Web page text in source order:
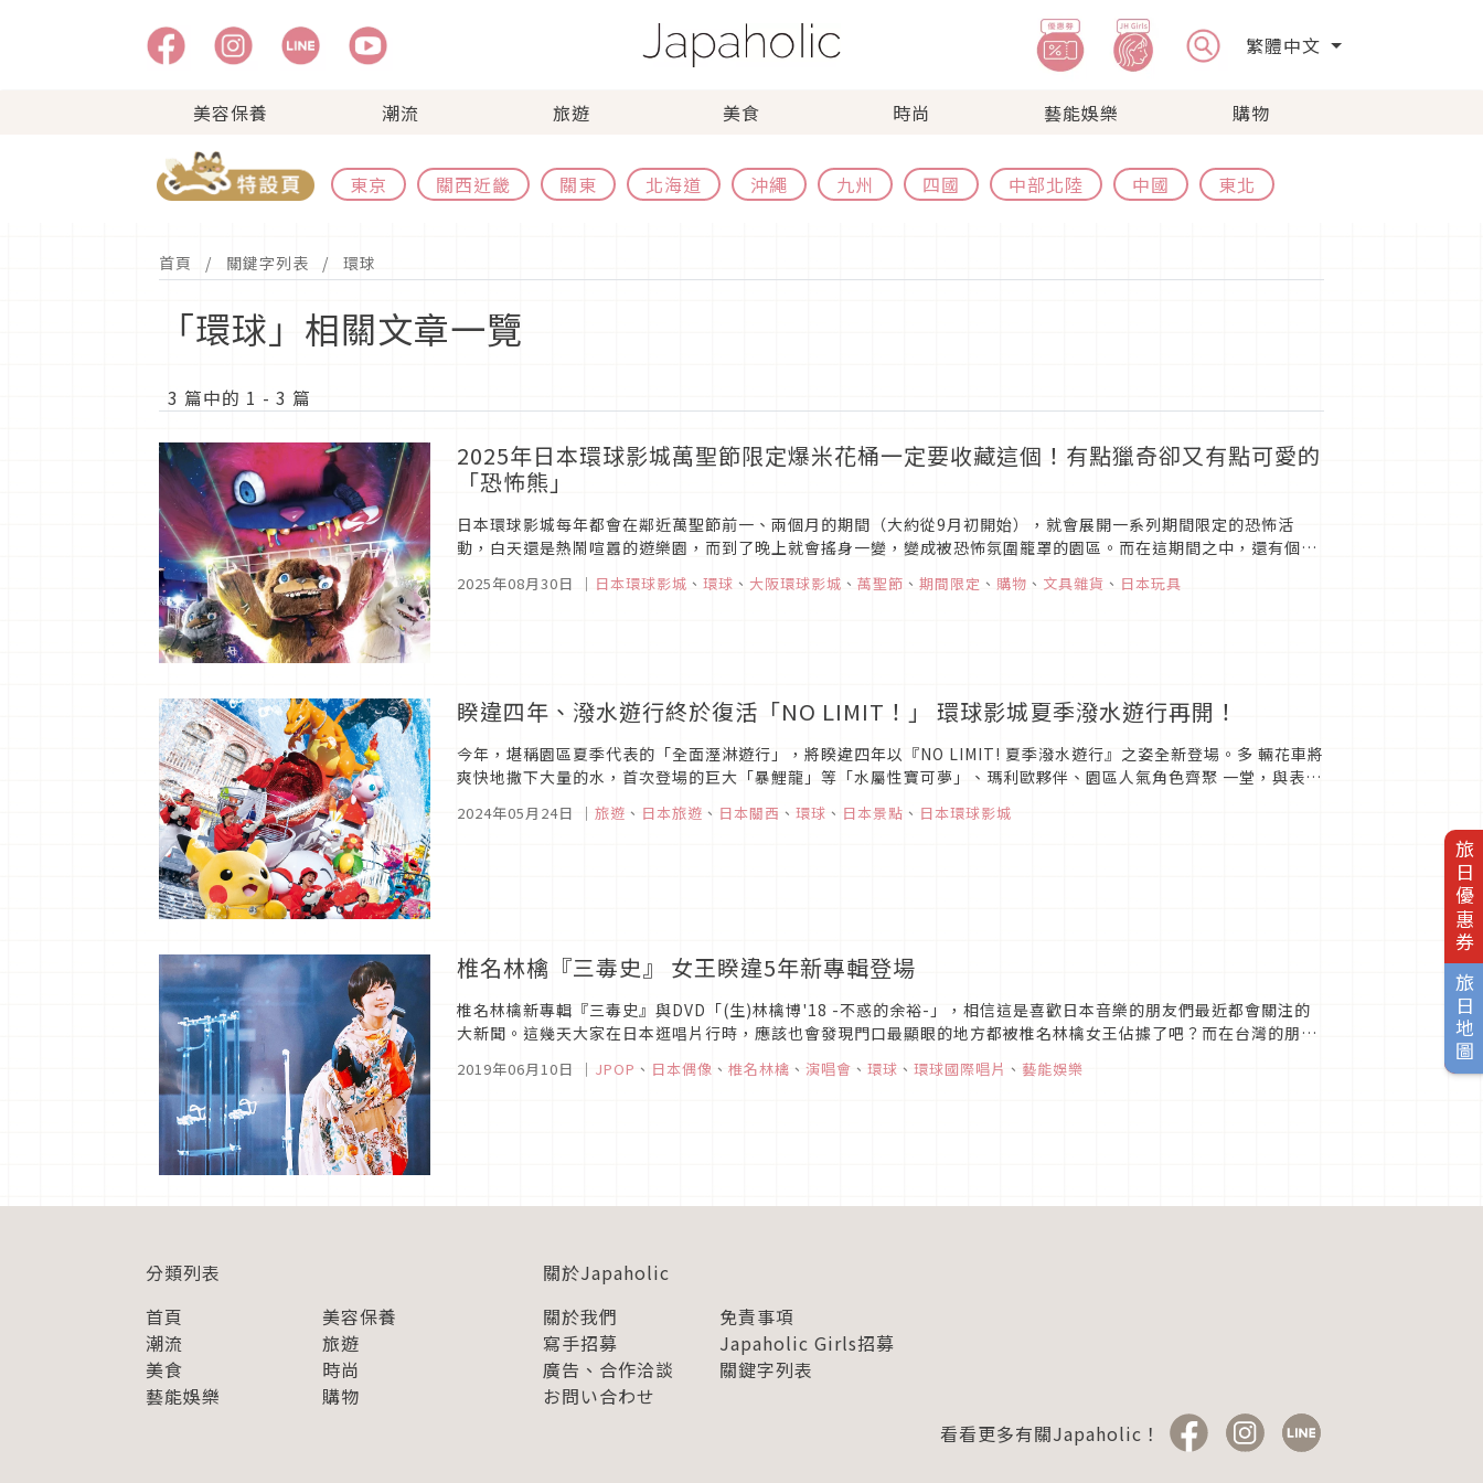
繁體中文
美容保養 潮流 旅遊 美食 時尚 藝能娛樂 購物
東京 關西近畿 關東 北海道 沖繩 九州 四國 中部北陸 中國 東北
旅日優惠券
旅日地圖
首頁 關鍵字列表 環球
「環球」相關文章一覽
3 篇中的 1 - 3 篇
2025年日本環球影城萬聖節限定爆米花桶一定要收藏這個！有點獵奇卻又有點可愛的
「恐怖熊」
日本環球影城每年都會在鄰近萬聖節前一、兩個月的期間（大約從9月初開始），就會展開一系列期間限定的恐怖活
動，白天還是熱鬧喧囂的遊樂園，而到了晚上就會搖身一變，變成被恐怖氛圍籠罩的園區。而在這期間之中，還有個相
當引人注目的存在，那就是每逢萬聖節就會登場的日本環球原創角色「恐怖熊」（ハミクマ），本次文章就...
2025年08月30日 ｜ 日本環球影城 、 環球 、 大阪環球影城 、 萬聖節 、 期間限定 、 購物 、 文具雜貨 、 日本玩具
睽違四年、潑水遊行終於復活「NO LIMIT！」 環球影城夏季潑水遊行再開！
今年，堪稱園區夏季代表的「全面溼淋遊行」，將睽違四年以『NO LIMIT! 夏季潑水遊行』之姿全新登場。多 輛花車將
爽快地撒下大量的水，首次登場的巨大「暴鯉龍」等「水屬性寶可夢」、瑪利歐夥伴、園區人氣角色齊聚 一堂，與表演
2024年05月24日 ｜ 旅遊 、 日本旅遊 、 日本關西 、 環球 、 日本景點 、 日本環球影城
椎名林檎『三毒史』 女王睽違5年新專輯登場
椎名林檎新專輯『三毒史』與DVD「(生)林檎博'18 -不惑的余裕-」，相信這是喜歡日本音樂的朋友們最近都會關注的
大新聞。這幾天大家在日本逛唱片行時，應該也會發現門口最顯眼的地方都被椎名林檎女王佔據了吧？而在台灣的朋友
2019年06月10日 ｜ JPOP 、 日本偶像 、 椎名林檎 、 演唱會 、 環球 、 環球國際唱片 、 藝能娛樂
分類列表
首頁
美容保養
潮流
旅遊
美食
時尚
藝能娛樂
購物
關於Japaholic
關於我們
免責事項
寫手招募
Japaholic Girls招募
廣告、合作洽談
關鍵字列表
お問い合わせ
看看更多有關Japaholic！